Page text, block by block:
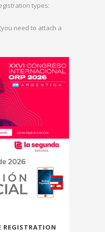
types:
need to attach a
REGISTRATION